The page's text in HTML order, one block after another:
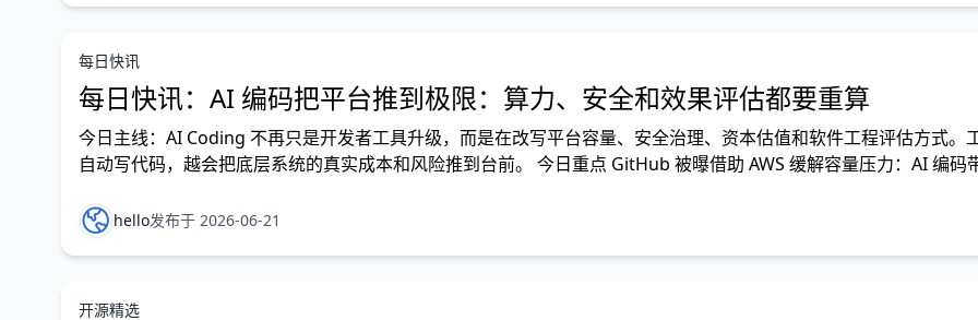
每日快讯
每日快讯：AI 编码把平台推到极限：算力、安全和效果评估都要重算
今日主线：AI Coding 不再只是开发者工具升级，而是在改写平台容量、安全治理、资本估值和软件工程评估方式。
自动写代码，越会把底层系统的真实成本和风险推到台前。 今日重点 GitHub 被曝借助 AWS 缓解容量压力：AI 编码
hello发布于 2026-06-21
开源精选